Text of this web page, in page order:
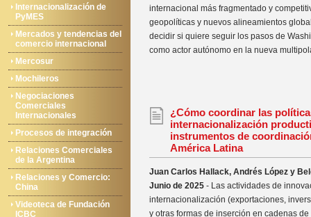
Internacionalización de
PyMES
Mercados y tendencias del
comercio internacional
Mercosur
Mochileros
Negociaciones
Comerciales
Internacionales
Procesos de integración
Relaciones Comerciales
de la Argentina
Relaciones y Comercio:
China
Videoteca de Fundación
ICBC
internacional más fragmentado y
geopolíticas y nuevos alineamientos
decidir si quiere seguir los pasos de
como actor autónomo en la nueva
¿Cómo coordinar las
internacionalización
instrumentos de
América Latina
Juan Carlos Hallack, Andrés López y
Junio de 2025 - Las actividades de
internacionalización (exportaciones,
y otras formas de inserción en cadenas